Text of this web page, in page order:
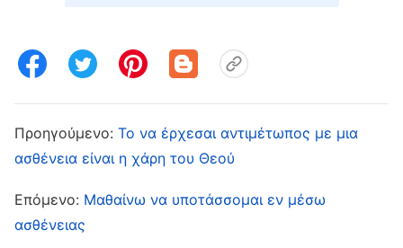
αποκαρδιώθηκα: «Τώρα δεν μπορώ να κάνω
άχρηστη. Δεν έχω πια καμία ελπίδα σωτηρίας!»
Έγινα τόσο αρνητική που ένιωθα εντελώς
επίμονο βήχα και ανέπνεα με δυσκολία. Παρότι
είδα έναν γιατρό και η πάθησή μου βελτιώθηκε
Προηγούμενο: Το να έρχεσαι αντιμέτωπος με μια
ασθένεια είναι η χάρη του Θεού
Επόμενο: Μαθαίνω να υποτάσσομαι εν μέσω
ασθένειας